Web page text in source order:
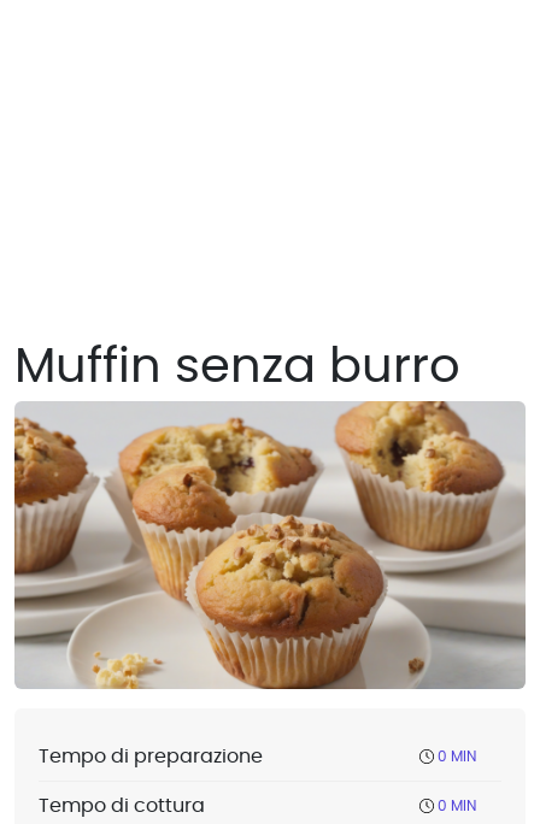
Muffin senza burro
Tempo di preparazione 0 MIN
Tempo di cottura 0 MIN